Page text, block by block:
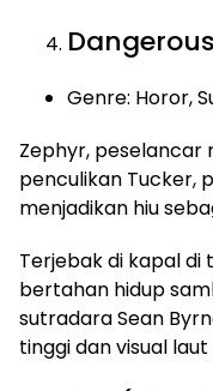
Genre: Horor,
Zephyr, peselancar
penculikan Tucker,
menjadikan hiu
Terjebak di kapal di
bertahan hidup
sutradara Sean
tinggi dan visual